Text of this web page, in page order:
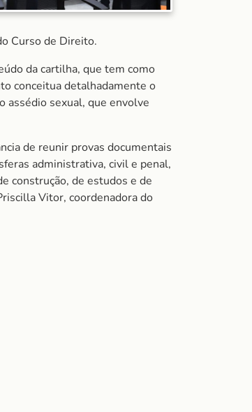
Curso de Direito.
da cartilha, que tem como
conceitua detalhadamente o
assédio sexual, que envolve
de reunir provas documentais
administrativa, civil e penal,
construção, de estudos e de
Vitor, coordenadora do